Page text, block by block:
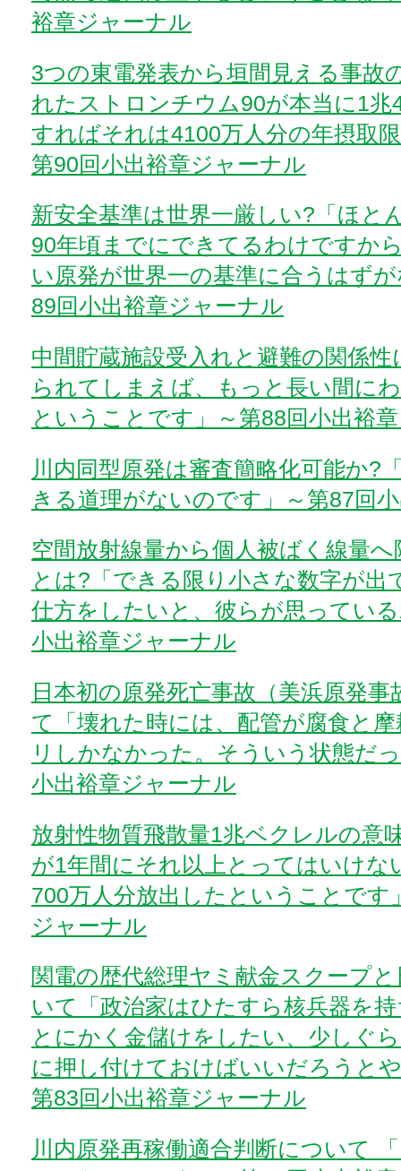
裕章ジャーナル
3つの東電発表から垣間見える事故
れたストロンチウム90が本当に1
すればそれは4100万人分の年摂取
第90回小出裕章ジャーナル
新安全基準は世界一厳しい?「ほと
90年頃までにできてるわけですか
い原発が世界一の基準に合うはず
89回小出裕章ジャーナル
中間貯蔵施設受入れと避難の関係
られてしまえば、もっと長い間に
ということです」～第88回小出裕
川内同型原発は審査簡略化可能か?
きる道理がないのです」～第87回
空間放射線量から個人被ばく線量
とは?「できる限り小さな数字が出
仕方をしたいと、彼らが思ってい
小出裕章ジャーナル
日本初の原発死亡事故（美浜原発
て「壊れた時には、配管が腐食と
リしかなかった。そういう状態だ
小出裕章ジャーナル
放射性物質飛散量1兆ベクレルの意
が1年間にそれ以上とってはいけな
700万人分放出したということです
ジャーナル
関電の歴代総理ヤミ献金スクープ
いて「政治家はひたすら核兵器を
とにかく金儲けをしたい、少しぐ
に押し付けておけばいいだろうと
第83回小出裕章ジャーナル
川内原発再稼働適合判断について